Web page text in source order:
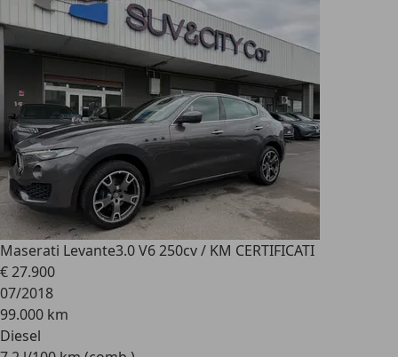
Maserati Levante3.0 V6 250cv / KM CERTIFICATI
€ 27.900
07/2018
99.000 km
Diesel